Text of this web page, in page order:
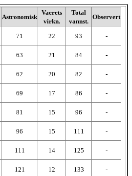
Astronomisk
Vaerets
virkn.
Total
vannst.
Observert
71 22 93
-
63 21 84
-
62 20 82
-
69 17 86
-
81 15 96
-
96 15 111
-
111 14 125
-
121 12 133
-